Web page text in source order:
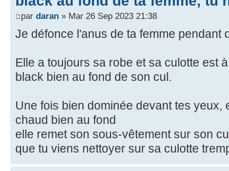
par daran » Mar 26 Sep 2023 21:38
Je défonce l'anus de ta femme pendant
Elle a toujours sa robe et sa culotte est
black bien au fond de son cul.
Une fois bien dominée devant tes yeux,
chaud bien au fond
elle remet son sous-vêtement sur son
que tu viens nettoyer sur sa culotte